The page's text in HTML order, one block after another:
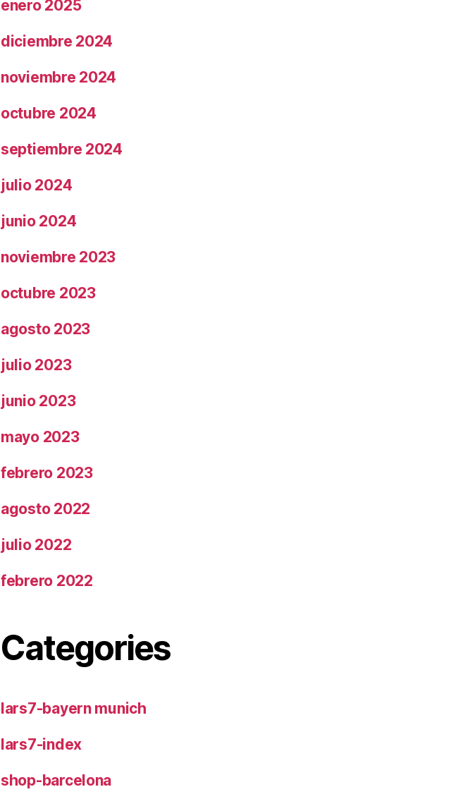
enero 2025
diciembre 2024
noviembre 2024
octubre 2024
septiembre 2024
julio 2024
junio 2024
noviembre 2023
octubre 2023
agosto 2023
julio 2023
junio 2023
mayo 2023
febrero 2023
agosto 2022
julio 2022
febrero 2022
Categories
lars7-bayern munich
lars7-index
shop-barcelona